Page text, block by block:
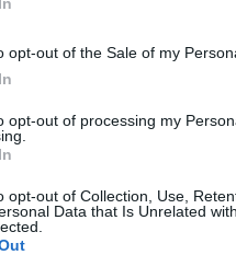
opt-out of the Sale of my
opt-out of processing my
opt-out of Collection, Use,
Data that Is Unrelated
Αλέξης Γιαννούλιας:
παίκτης του Πανιώνιου